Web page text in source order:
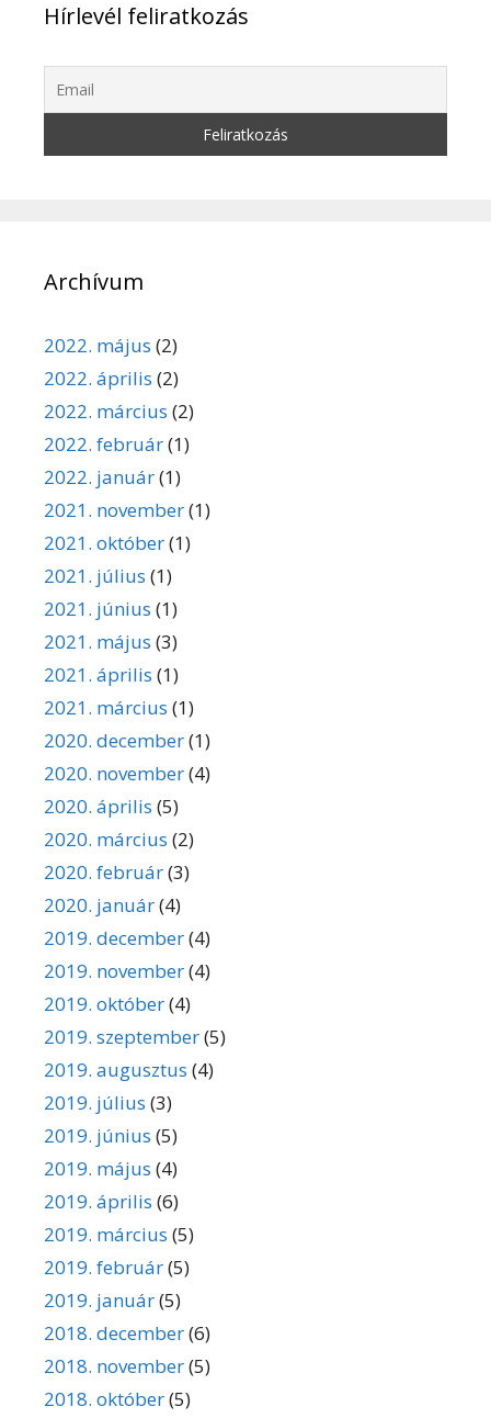
Hírlevél feliratkozás
Archívum
2022. május (2)
2022. április (2)
2022. március (2)
2022. február(1)
2022. január(1)
2021. november(1)
2021. október(1)
2021. július (1)
2021. június (1)
2021. május (3)
2021. április (1)
2021. március (1)
2020. december(1)
2020. november(4)
2020. április (5)
2020. március (2)
2020. február(3)
2020. január(4)
2019. december(4)
2019. november(4)
2019. október(4)
2019. szeptember(5)
2019. augusztus (4)
2019. július (3)
2019. június (5)
2019. május (4)
2019. április (6)
2019. március (5)
2019. február(5)
2019. január(5)
2018. december(6)
2018. november(5)
2018. október(5)